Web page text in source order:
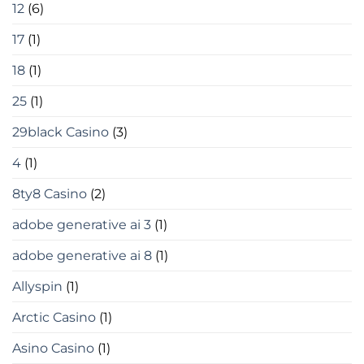
12 (6)
17 (1)
18 (1)
25 (1)
29black Casino (3)
4 (1)
8ty8 Casino (2)
adobe generative ai 3 (1)
adobe generative ai 8 (1)
Allyspin (1)
Arctic Casino (1)
Asino Casino (1)